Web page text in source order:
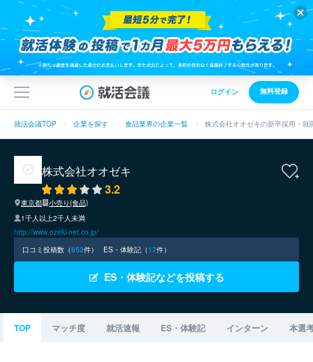
ログイン 無料登録
就活会議TOP 企業を探す 食品業界の企業一覧 株式会社オオゼキの新卒採用・就
株式会社オオゼキ
3.2
東京都
小売り(食品)
1千人以上2千人未満
http://www.ozeki-net.co.jp/
口コミ投稿数（652件） ES・体験記（17件）
ES・体験記などを投稿する
TOP マッチ度 就活速報 ES・体験記 インターン 本選